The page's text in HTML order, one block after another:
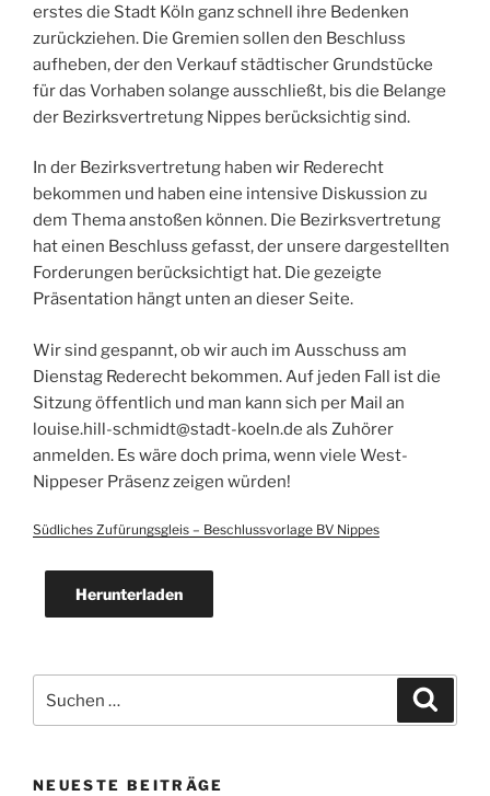
erstes die Stadt Köln ganz schnell ihre Bedenken
zurückziehen. Die Gremien sollen den Beschluss
aufheben, der den Verkauf städtischer Grundstücke
für das Vorhaben solange ausschließt, bis die Belange
der Bezirksvertretung Nippes berücksichtig sind.
In der Bezirksvertretung haben wir Rederecht
bekommen und haben eine intensive Diskussion zu
dem Thema anstoßen können. Die Bezirksvertretung
hat einen Beschluss gefasst, der unsere dargestellten
Forderungen berücksichtigt hat. Die gezeigte
Präsentation hängt unten an dieser Seite.
Wir sind gespannt, ob wir auch im Ausschuss am
Dienstag Rederecht bekommen. Auf jeden Fall ist die
Sitzung öffentlich und man kann sich per Mail an
louise.hill-schmidt@stadt-koeln.de als Zuhörer
anmelden. Es wäre doch prima, wenn viele West-
Nippeser Präsenz zeigen würden!
Südliches Zufürungsgleis – Beschlussvorlage BV Nippes
Herunterladen
nach:
NEUESTE BEITRÄGE